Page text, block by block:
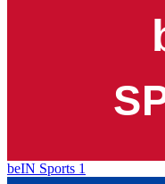
beIN Sports 1